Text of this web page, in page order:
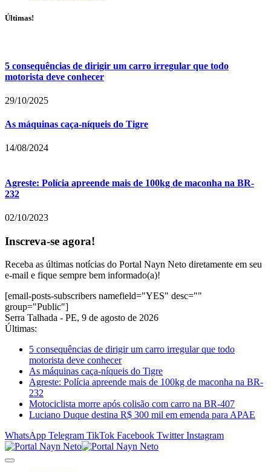
Últimas!
5 consequências de dirigir um carro irregular que todo
motorista deve conhecer
29/10/2025
As máquinas caça-níqueis do Tigre
14/08/2024
Agreste: Polícia apreende mais de 100kg de maconha na BR-
232
02/10/2023
Inscreva-se agora!
Receba as últimas notícias do Portal Nayn Neto diretamente em seu
e-mail e fique sempre bem informado(a)!
[email-posts-subscribers namefield="YES" desc=""
group="Public"]
Serra Talhada - PE, 9 de agosto de 2026
Últimas:
5 consequências de dirigir um carro irregular que todo
motorista deve conhecer
As máquinas caça-níqueis do Tigre
Agreste: Polícia apreende mais de 100kg de maconha na BR-
232
Motociclista morre após colisão com carro na BR-407
Luciano Duque destina R$ 300 mil em emenda para APAE
WhatsApp Telegram TikTok Facebook Twitter Instagram